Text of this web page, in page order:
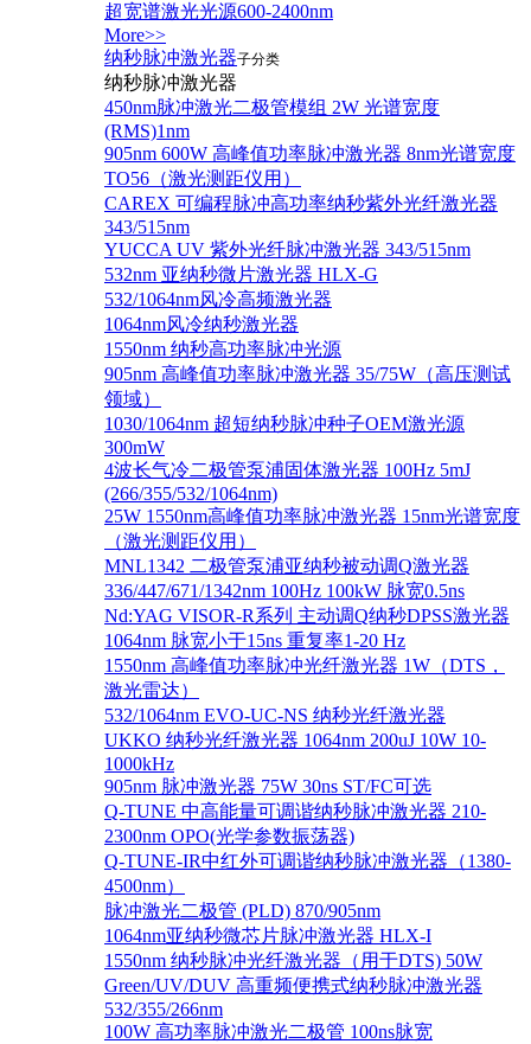
超宽谱激光光源600-2400nm
More>>
纳秒脉冲激光器子分类
纳秒脉冲激光器
450nm脉冲激光二极管模组 2W 光谱宽度
(RMS)1nm
905nm 600W 高峰值功率脉冲激光器 8nm光谱宽度
TO56（激光测距仪用）
CAREX 可编程脉冲高功率纳秒紫外光纤激光器
343/515nm
YUCCA UV 紫外光纤脉冲激光器 343/515nm
532nm 亚纳秒微片激光器 HLX-G
532/1064nm风冷高频激光器
1064nm风冷纳秒激光器
1550nm 纳秒高功率脉冲光源
905nm 高峰值功率脉冲激光器 35/75W（高压测试
领域）
1030/1064nm 超短纳秒脉冲种子OEM激光源
300mW
4波长气冷二极管泵浦固体激光器 100Hz 5mJ
(266/355/532/1064nm)
25W 1550nm高峰值功率脉冲激光器 15nm光谱宽度
（激光测距仪用）
MNL1342 二极管泵浦亚纳秒被动调Q激光器
336/447/671/1342nm 100Hz 100kW 脉宽0.5ns
Nd:YAG VISOR-R系列 主动调Q纳秒DPSS激光器
1064nm 脉宽小于15ns 重复率1-20 Hz
1550nm 高峰值功率脉冲光纤激光器 1W（DTS，
激光雷达）
532/1064nm EVO-UC-NS 纳秒光纤激光器
UKKO 纳秒光纤激光器 1064nm 200uJ 10W 10-
1000kHz
905nm 脉冲激光器 75W 30ns ST/FC可选
Q-TUNE 中高能量可调谐纳秒脉冲激光器 210-
2300nm OPO(光学参数振荡器)
Q-TUNE-IR中红外可调谐纳秒脉冲激光器（1380-
4500nm）
脉冲激光二极管 (PLD) 870/905nm
1064nm亚纳秒微芯片脉冲激光器 HLX-I
1550nm 纳秒脉冲光纤激光器（用于DTS) 50W
Green/UV/DUV 高重频便携式纳秒脉冲激光器
532/355/266nm
100W 高功率脉冲激光二极管 100ns脉宽